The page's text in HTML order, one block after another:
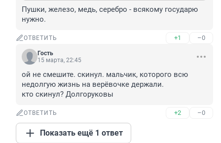
Пушки, железо, медь, серебро - всякому государю
нужно.
ОТВЕТИТЬ +1 –0
Гость
15 марта, 22:45
ой не смешите. скинул. мальчик, которого всю
недолгую жизнь на верёвочке держали.
кто скинул? Долгоруковы
ОТВЕТИТЬ +2 –0
Показать ещё 1 ответ